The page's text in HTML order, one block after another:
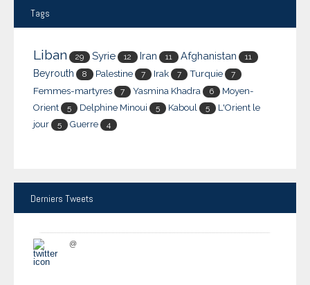
Tags
Liban 29 Syrie 12 Iran 11 Afghanistan 11
Beyrouth 8 Palestine 7 Irak 7 Turquie 7
Femmes-martyres 7 Yasmina Khadra 6
Moyen-
Orient
5 Delphine Minoui 5 Kaboul 5
L'Orient le
jour
5 Guerre 4
Derniers Tweets
@